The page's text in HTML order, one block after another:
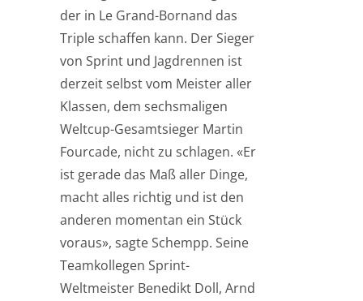
der in Le Grand-Bornand das
Triple schaffen kann. Der Sieger
von Sprint und Jagdrennen ist
derzeit selbst vom Meister aller
Klassen, dem sechsmaligen
Weltcup-Gesamtsieger Martin
Fourcade, nicht zu schlagen. «Er
ist gerade das Maß aller Dinge,
macht alles richtig und ist den
anderen momentan ein Stück
voraus», sagte Schempp. Seine
Teamkollegen Sprint-
Weltmeister Benedikt Doll, Arnd